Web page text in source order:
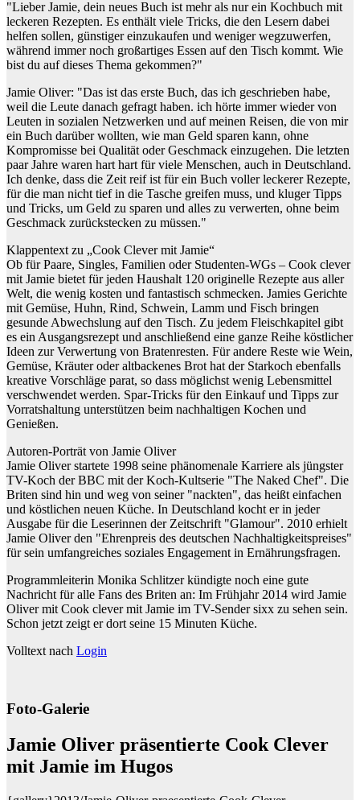
"Lieber Jamie, dein neues Buch ist mehr als nur ein Kochbuch mit
leckeren Rezepten. Es enthält viele Tricks, die den Lesern dabei
helfen sollen, günstiger einzukaufen und weniger wegzuwerfen,
während immer noch großartiges Essen auf den Tisch kommt. Wie
bist du auf dieses Thema gekommen?"
Jamie Oliver: "Das ist das erste Buch, das ich geschrieben habe,
weil die Leute danach gefragt haben. ich hörte immer wieder von
Leuten in sozialen Netzwerken und auf meinen Reisen, die von mir
ein Buch darüber wollten, wie man Geld sparen kann, ohne
Kompromisse bei Qualität oder Geschmack einzugehen. Die letzten
paar Jahre waren hart hart für viele Menschen, auch in Deutschland.
Ich denke, dass die Zeit reif ist für ein Buch voller leckerer Rezepte,
für die man nicht tief in die Tasche greifen muss, und kluger Tipps
und Tricks, um Geld zu sparen und alles zu verwerten, ohne beim
Geschmack zurückstecken zu müssen."
Klappentext zu „Cook Clever mit Jamie“
Ob für Paare, Singles, Familien oder Studenten-WGs – Cook clever
mit Jamie bietet für jeden Haushalt 120 originelle Rezepte aus aller
Welt, die wenig kosten und fantastisch schmecken. Jamies Gerichte
mit Gemüse, Huhn, Rind, Schwein, Lamm und Fisch bringen
gesunde Abwechslung auf den Tisch. Zu jedem Fleischkapitel gibt
es ein Ausgangsrezept und anschließend eine ganze Reihe köstlicher
Ideen zur Verwertung von Bratenresten. Für andere Reste wie Wein,
Gemüse, Kräuter oder altbackenes Brot hat der Starkoch ebenfalls
kreative Vorschläge parat, so dass möglichst wenig Lebensmittel
verschwendet werden. Spar-Tricks für den Einkauf und Tipps zur
Vorratshaltung unterstützen beim nachhaltigen Kochen und
Genießen.
Autoren-Porträt von Jamie Oliver
Jamie Oliver startete 1998 seine phänomenale Karriere als jüngster
TV-Koch der BBC mit der Koch-Kultserie "The Naked Chef". Die
Briten sind hin und weg von seiner "nackten", das heißt einfachen
und köstlichen neuen Küche. In Deutschland kocht er in jeder
Ausgabe für die Leserinnen der Zeitschrift "Glamour". 2010 erhielt
Jamie Oliver den "Ehrenpreis des deutschen Nachhaltigkeitspreises"
für sein umfangreiches soziales Engagement in Ernährungsfragen.
Programmleiterin Monika Schlitzer kündigte noch eine gute
Nachricht für alle Fans des Briten an: Im Frühjahr 2014 wird Jamie
Oliver mit Cook clever mit Jamie im TV-Sender sixx zu sehen sein.
Schon jetzt zeigt er dort seine 15 Minuten Küche.
Volltext nach Login
Foto-Galerie
Jamie Oliver präsentierte Cook Clever
mit Jamie im Hugos